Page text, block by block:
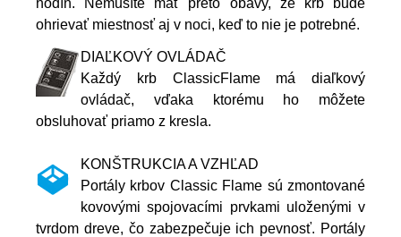
ohrievať miestnosť aj v noci, keď to nie je potrebné.
DIAĽKOVÝ OVLÁDAČ
Každý krb ClassicFlame má diaľkový
ovládač, vďaka ktorému ho môžete
obsluhovať priamo z kresla.
KONŠTRUKCIA A VZHĽAD
Portály krbov Classic Flame sú zmontované
kovovými spojovacími prvkami uloženými v
tvrdom dreve, čo zabezpečuje ich pevnosť. Portály